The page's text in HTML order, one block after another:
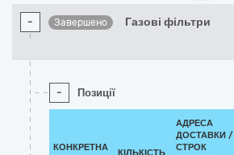
- Завершено Газові фільтри
- Позиції
КОНКРЕТНА
АДРЕСА
ДОСТАВКИ /
СТРОК